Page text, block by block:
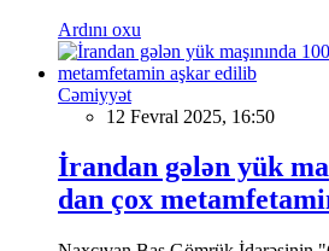
Ardını oxu
Cəmiyyət
12 Fevral 2025, 16:50
İrandan gələn yük
dan çox